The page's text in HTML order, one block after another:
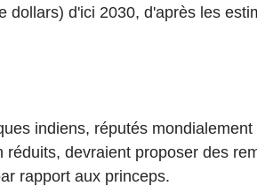
dollars) d'ici 2030, d'après les
indiens, réputés mondialement
réduits, devraient proposer des
rapport aux princeps.